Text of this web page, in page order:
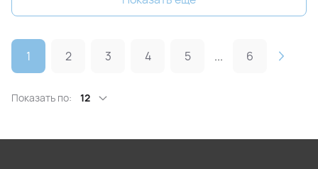
1 2 3 4 5 ... 6
Показать по: 12